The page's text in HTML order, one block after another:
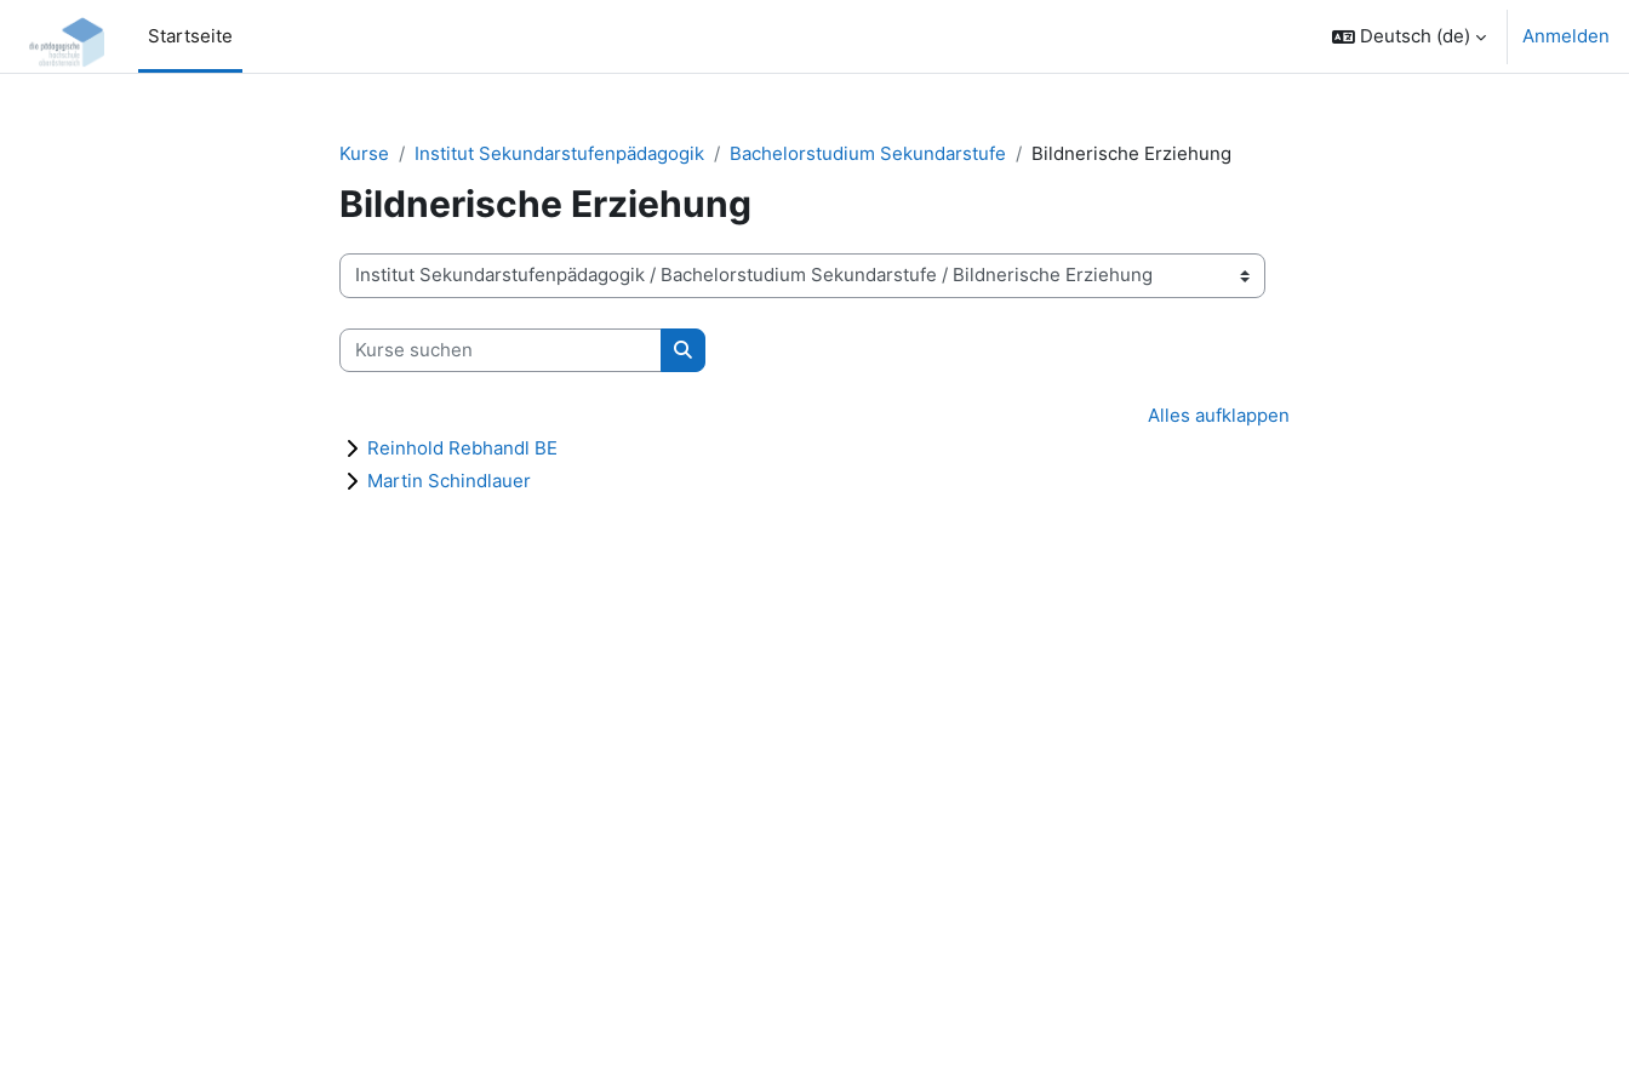
Zum Hauptinhalt
Startseite
Deutsch ‎(de)‎ Anmelden
Kurse Institut Sekundarstufenpädagogik Bachelorstudium Sekundarstufe Bildnerische Erziehung
Bildnerische Erziehung
Kursbereiche
Kurse suchen
Kurse suchen
Alles aufklappen
Reinhold Rebhandl BE
Martin Schindlauer